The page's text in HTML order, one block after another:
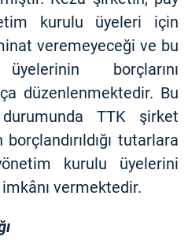
kurulu üyeleri için
veremeyeceği ve bu
borçlarını
düzenlenmektedir. Bu
TTK şirket
tutarlara
kurulu üyelerini
vermektedir.